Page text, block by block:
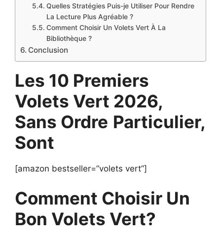
Quelles Stratégies Puis-je Utiliser Pour Rendre
La Lecture Plus Agréable ?
Comment Choisir Un Volets Vert À La
Bibliothèque ?
Conclusion
Les 10 Premiers
Volets Vert 2026,
Sans Ordre Particulier,
Sont
[amazon bestseller=”volets vert”]
Comment Choisir Un
Bon Volets Vert?